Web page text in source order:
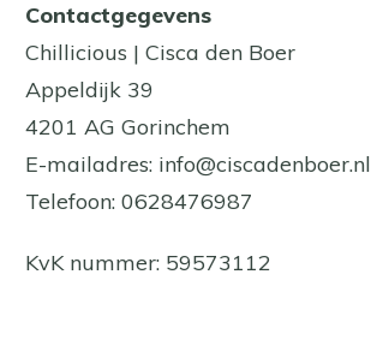
Contactgegevens
Chillicious | Cisca den Boer
Appeldijk 39
4201 AG Gorinchem
E-mailadres: info@ciscadenboer.nl
Telefoon: 0628476987
KvK nummer: 59573112